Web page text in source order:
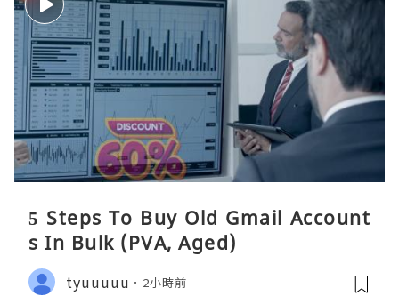
5 Steps To Buy Old Gmail Account
s In Bulk (PVA, Aged)
tyuuuuu 2小時前